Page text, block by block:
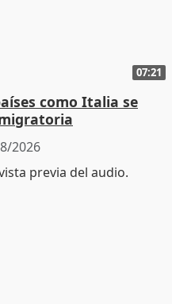
07:21
como Italia se
2026